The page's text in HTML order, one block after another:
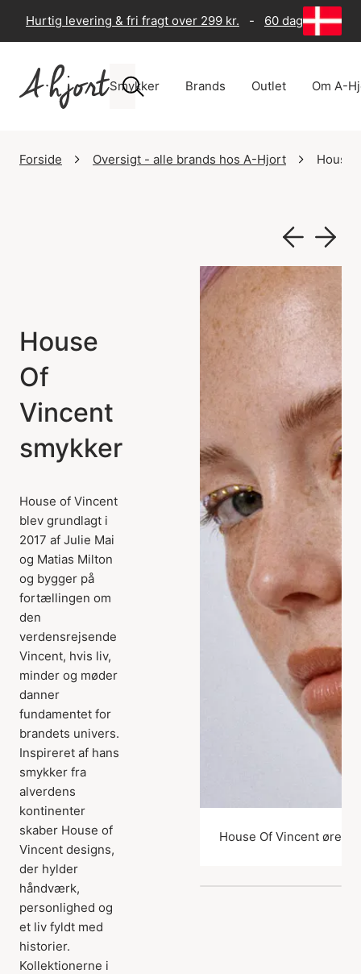
Hurtig levering & fri fragt over 299 kr. - 60 dages
Smykker Brands Outlet Om A-
Forside Oversigt - alle brands hos A-Hjort House
House
Of
Vincent
smykker
House of Vincent
blev grundlagt i
2017 af Julie Mai
og Matias Milton
og bygger på
fortællingen om
den
verdensrejsende
Vincent, hvis liv,
minder og møder
danner
fundamentet for
brandets univers.
Inspireret af hans
smykker fra
alverdens
kontinenter
skaber House of
Vincent designs,
der hylder
håndværk,
personlighed og
et liv fyldt med
historier.
Kollektionerne i
House Of Vincent